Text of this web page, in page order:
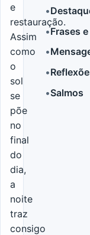
e
restauração.
Assim
como
o
sol
se
põe
no
final
do
dia,
a
noite
traz
consigo
LER MAIS
•
•Frases
•
•
•Salmos